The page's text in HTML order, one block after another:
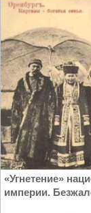
«Угнетение»
империи.